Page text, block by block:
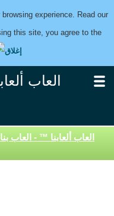
experience. Read our
this site, you agree to the
العاب
العاب ألعابنا ™ - العاب